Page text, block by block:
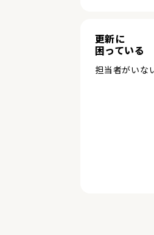
更新に
困っている
担当者がいな